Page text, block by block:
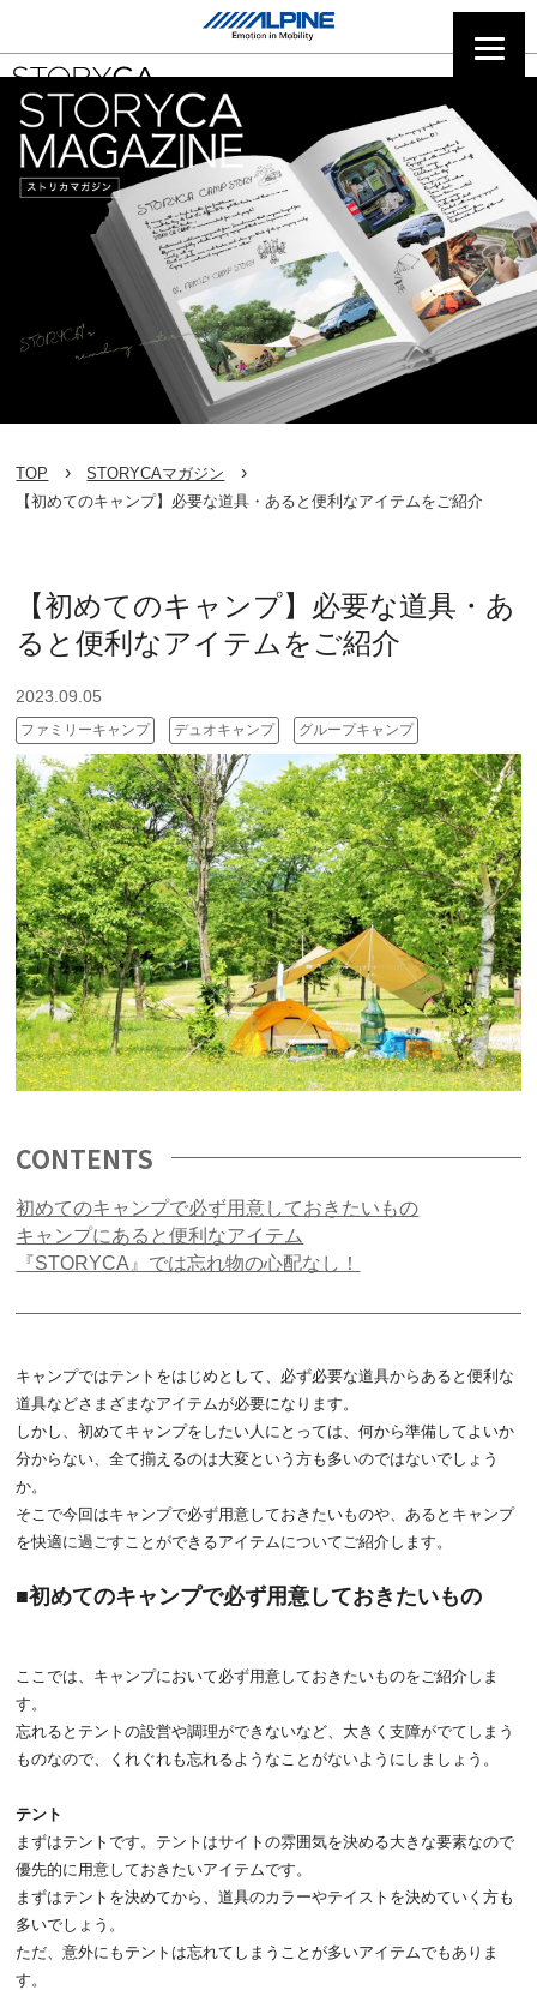
TOP
STORYCAマガジン
【初めてのキャンプ】必要な道具・あると便利なアイテムをご紹介
【初めてのキャンプ】必要な道具・あ
ると便利なアイテムをご紹介
2023.09.05
ファミリーキャンプ デュオキャンプ グループキャンプ
CONTENTS
初めてのキャンプで必ず用意しておきたいもの
キャンプにあると便利なアイテム
『STORYCA』では忘れ物の心配なし！
キャンプではテントをはじめとして、必ず必要な道具からあると便利な
道具などさまざまなアイテムが必要になります。
しかし、初めてキャンプをしたい人にとっては、何から準備してよいか
分からない、全て揃えるのは大変という方も多いのではないでしょう
か。
そこで今回はキャンプで必ず用意しておきたいものや、あるとキャンプ
を快適に過ごすことができるアイテムについてご紹介します。
初めてのキャンプで必ず用意しておきたいもの
ここでは、キャンプにおいて必ず用意しておきたいものをご紹介しま
す。
忘れるとテントの設営や調理ができないなど、大きく支障がでてしまう
ものなので、くれぐれも忘れるようなことがないようにしましょう。
テント
まずはテントです。テントはサイトの雰囲気を決める大きな要素なので
優先的に用意しておきたいアイテムです。
まずはテントを決めてから、道具のカラーやテイストを決めていく方も
多いでしょう。
ただ、意外にもテントは忘れてしまうことが多いアイテムでもありま
す。